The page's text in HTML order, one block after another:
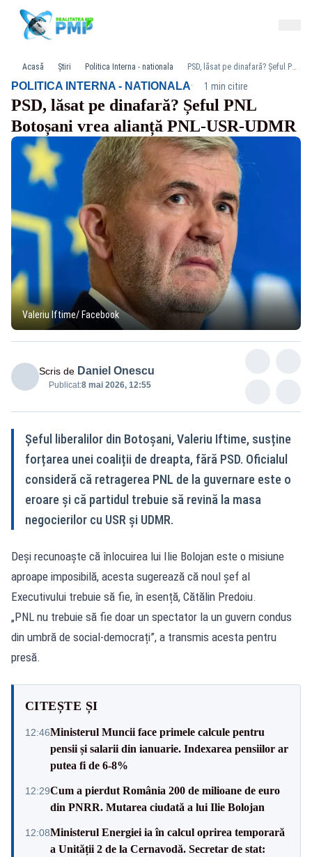
Acasă Știri Politica Interna - nationala PSD, lăsat pe dinafară? Șeful PNL Botoșani vrea alianță PNL-USR-UDMR
POLITICA INTERNA - NATIONALA· 1 min citire
PSD, lăsat pe dinafară? Șeful PNL
Botoșani vrea alianță PNL-USR-UDMR
Valeriu Iftime/ Facebook
Scris de Daniel Onescu
Publicat:8 mai 2026, 12:55
Șeful liberalilor din Botoșani, Valeriu Iftime, susține
forțarea unei coaliții de dreapta, fără PSD. Oficialul
consideră că retragerea PNL de la guvernare este o
eroare și că partidul trebuie să revină la masa
negocierilor cu USR și UDMR.
Deși recunoaște că înlocuirea lui Ilie Bolojan este o misiune
aproape imposibilă, acesta sugerează că noul șef al
Executivului trebuie să fie, în esență, Cătălin Predoiu.
„PNL nu trebuie să fie doar un spectator la un guvern condus
din umbră de social-democrați”, a transmis acesta pentru
presă.
CITEȘTE ȘI
12:46Ministerul Muncii face primele calcule pentru
pensii și salarii din ianuarie. Indexarea pensiilor ar
putea fi de 6-8%
12:29Cum a pierdut România 200 de milioane de euro
din PNRR. Mutarea ciudată a lui Ilie Bolojan
12:08Ministerul Energiei ia în calcul oprirea temporară
a Unității 2 de la Cernavodă. Secretar de stat: